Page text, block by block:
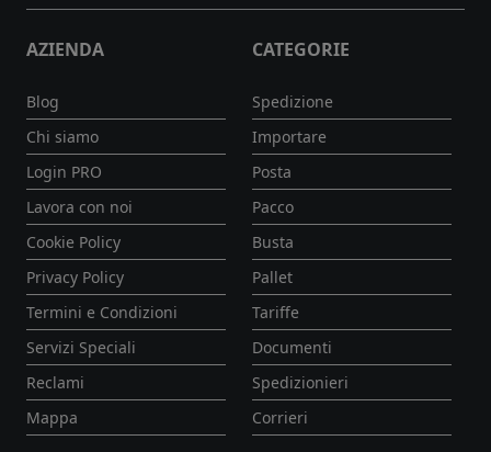
AZIENDA
Blog
Chi siamo
Login PRO
Lavora con noi
Cookie Policy
Privacy Policy
Termini e Condizioni
Servizi Speciali
Reclami
Mappa
CATEGORIE
Spedizione
Importare
Posta
Pacco
Busta
Pallet
Tariffe
Documenti
Spedizionieri
Corrieri